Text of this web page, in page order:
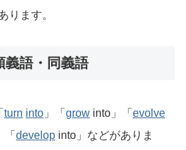
ります。
義語・同義語
turn into 」「 grow into」「 evolve
「 develop into」などがありま